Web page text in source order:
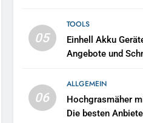
05
TOOLS
Einhell Akku
Angebote und
06
ALLGEMEIN
Hochgrasmäher
Die besten